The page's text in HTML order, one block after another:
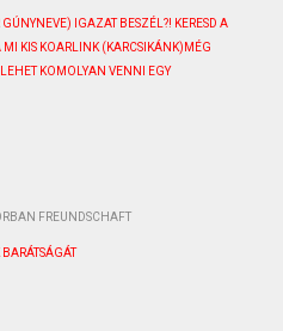
IGAZAT BESZÉL?! KERESD A
KIS KOARLINK (KARCSIKÁNK)MÉG
KOMOLYAN VENNI EGY
FREUNDSCHAFT